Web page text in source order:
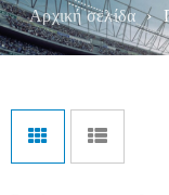
Αρχική σελίδα ›